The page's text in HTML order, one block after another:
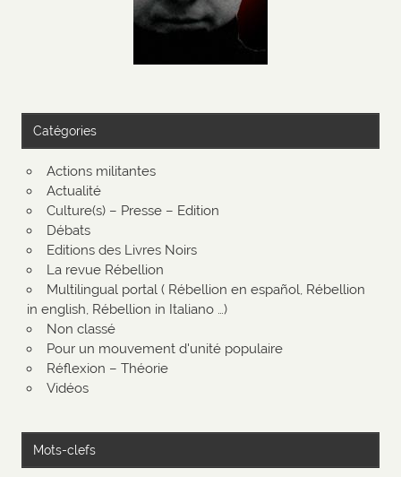
Catégories
Actions militantes
Actualité
Culture(s) – Presse – Edition
Débats
Editions des Livres Noirs
La revue Rébellion
Multilingual portal ( Rébellion en español, Rébellion
in english, Rébellion in Italiano …)
Non classé
Pour un mouvement d'unité populaire
Réflexion – Théorie
Vidéos
Mots-clefs